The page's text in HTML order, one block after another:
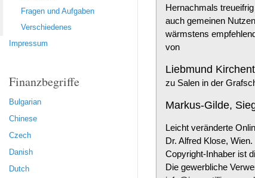
Fragen und Aufgaben
Verschiedenes
Impressum
Finanzbegriffe
Bulgarian
Chinese
Czech
Danish
Dutch
Hernachmals
auch gemeinen
wärmstens
von
Liebmund
zu Salen in der
Markus-Gilde,
Leicht veränderte
Dr. Alfred Klose, Wien.
Copyright-Inhaber ist
Die gewerbliche